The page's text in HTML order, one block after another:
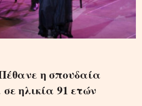
η σπουδαία
ηλικία 91 ετών